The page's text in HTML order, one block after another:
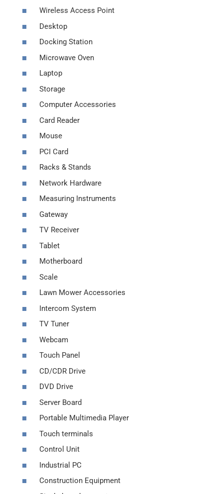
Wireless Access Point
Desktop
Docking Station
Microwave Oven
Laptop
Storage
Computer Accessories
Card Reader
Mouse
PCI Card
Racks & Stands
Network Hardware
Measuring Instruments
Gateway
TV Receiver
Tablet
Motherboard
Scale
Lawn Mower Accessories
Intercom System
TV Tuner
Webcam
Touch Panel
CD/CDR Drive
DVD Drive
Server Board
Portable Multimedia Player
Touch terminals
Control Unit
Industrial PC
Construction Equipment